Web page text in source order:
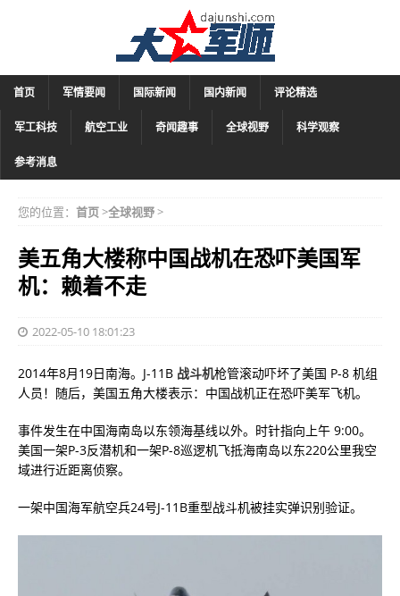
首页 军情要闻 国际新闻 国内新闻 评论精选
军工科技 航空工业 奇闻趣事 全球视野 科学观察
参考消息
您的位置： 首页>全球视野>
美五角大楼称中国战机在恐吓美国军
机：赖着不走
2022-05-10 18:01:23
2014年8月19日南海。J-11B 战斗机枪管滚动吓坏了美国 P-8 机组
人员！随后，美国五角大楼表示：中国战机正在恐吓美军飞机。
事件发生在中国海南岛以东领海基线以外。时针指向上午 9:00。
美国一架P-3反潜机和一架P-8巡逻机飞抵海南岛以东220公里我空
域进行近距离侦察。
一架中国海军航空兵24号J-11B重型战斗机被挂实弹识别验证。